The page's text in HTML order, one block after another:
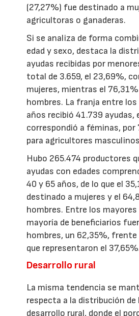
(27,27%) fue destinado a
agricultoras o ganaderas.
Si se analiza de forma
edad y sexo, destaca la
ayudas recibidas por
total de 3.659, el 23,69%,
mujeres, mientras el
hombres. La franja entre los
años recibió 41.739 ayudas,
correspondió a féminas, por
para agricultores
Hubo 265.474 productores
ayudas con edades
40 y 65 años, de lo que el
destinado a mujeres y el
hombres. Entre los mayores
mayoría de beneficiarios
hombres, un 62,35%, frente
que representaron el
Desarrollo rural
La misma tendencia se
respecta a la distribución de
desarrollo rural, donde el